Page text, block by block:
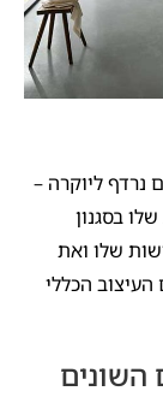
נרדף ליוקרה –
בסגנון
שלו ואת
הכללי
השונים